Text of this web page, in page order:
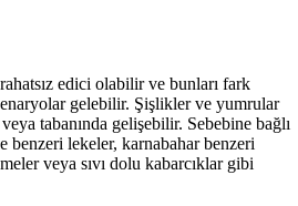
edici olabilir ve bunları fark
gelebilir. Şişlikler ve yumrular
tabanında gelişebilir. Sebebine bağlı
benzeri lekeler, karnabahar benzeri
veya sıvı dolu kabarcıklar gibi